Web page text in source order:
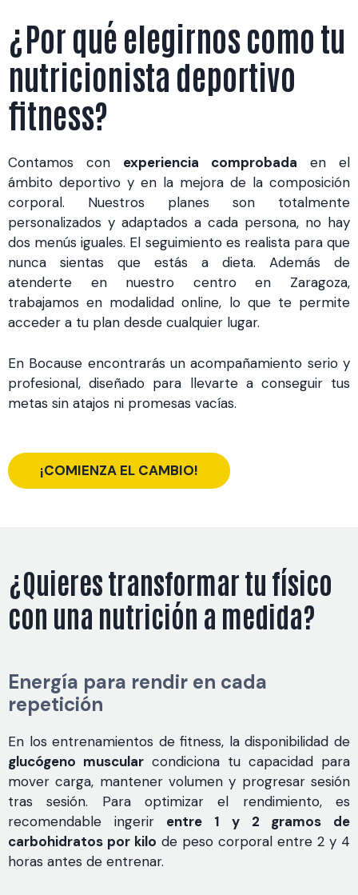
¿Por qué elegirnos como tu
nutricionista deportivo
fitness?
Contamos con experiencia comprobada en el
ámbito deportivo y en la mejora de la composición
corporal. Nuestros planes son totalmente
personalizados y adaptados a cada persona, no hay
dos menús iguales. El seguimiento es realista para que
nunca sientas que estás a dieta. Además de
atenderte en nuestro centro en Zaragoza,
trabajamos en modalidad online, lo que te permite
acceder a tu plan desde cualquier lugar.
En Bocause encontrarás un acompañamiento serio y
profesional, diseñado para llevarte a conseguir tus
metas sin atajos ni promesas vacías.
¡COMIENZA EL CAMBIO!
¿Quieres transformar tu físico
con una nutrición a medida?
Energía para rendir en cada
repetición
En los entrenamientos de fitness, la disponibilidad de
glucógeno muscular condiciona tu capacidad para
mover carga, mantener volumen y progresar sesión
tras sesión. Para optimizar el rendimiento, es
recomendable ingerir entre 1 y 2 gramos de
carbohidratos por kilo de peso corporal entre 2 y 4
horas antes de entrenar.